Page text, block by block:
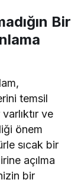
Bir
temsil
ve
önem
sıcak bir
açılma
bir